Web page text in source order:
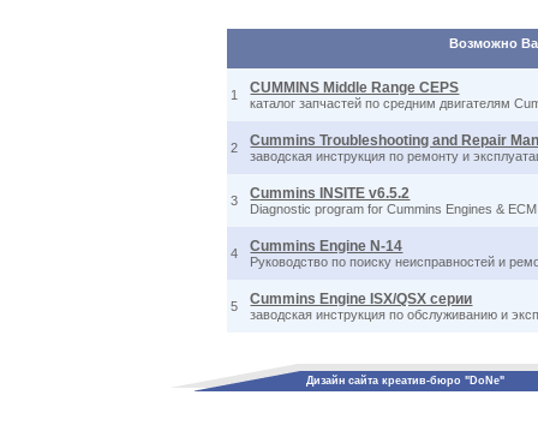
Возможно
1 CUMMINS Middle Range CEPS
каталог запчастей по средним двигателям
2 Cummins Troubleshooting and Repair
заводская инструкция по ремонту и
3 Cummins INSITE v6.5.2
Diagnostic program for Cummins Engines &
4 Cummins Engine N-14
Руководство по поиску неисправностей и
5 Cummins Engine ISX/QSX серии
заводская инструкция по обслуживанию и
Дизайн сайта креатив-бюро "DoNe"